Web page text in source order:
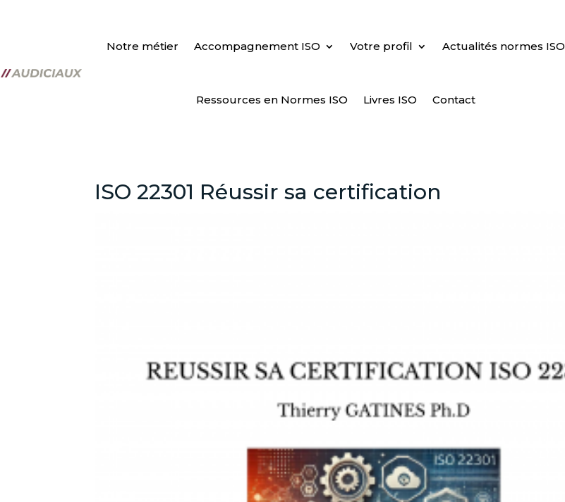
Notre métier Accompagnement ISO Votre profil Actualités normes ISO
Ressources en Normes ISO Livres ISO Contact
ISO 22301 Réussir sa certification